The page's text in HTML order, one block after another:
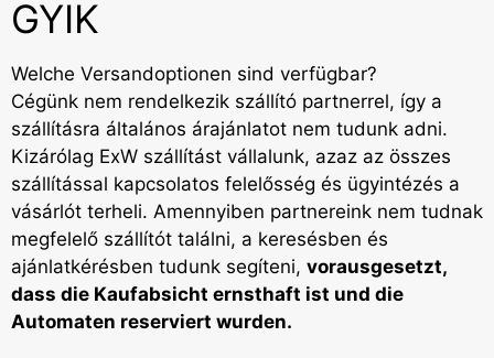
GYIK
Welche Versandoptionen sind verfügbar?
Cégünk nem rendelkezik szállító partnerrel, így a
szállításra általános árajánlatot nem tudunk adni.
Kizárólag ExW szállítást vállalunk, azaz az összes
szállítással kapcsolatos felelősség és ügyintézés a
vásárlót terheli. Amennyiben partnereink nem tudnak
megfelelő szállítót találni, a keresésben és
ajánlatkérésben tudunk segíteni, vorausgesetzt,
dass die Kaufabsicht ernsthaft ist und die
Automaten reserviert wurden.